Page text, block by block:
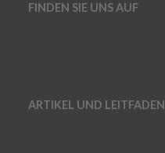
FINDEN SIE UNS AUF
ARTIKEL UND LEITFADEN